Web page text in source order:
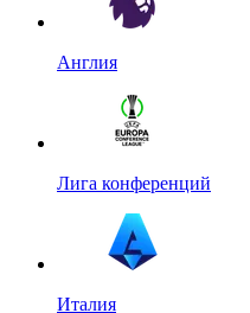
Англия
Лига конференций
Италия